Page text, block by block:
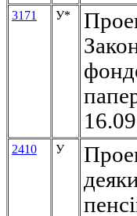
3171 У*
2410 У